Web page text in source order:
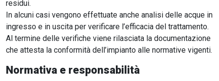
residui.
In alcuni casi vengono effettuate anche analisi delle acque in
ingresso e in uscita per verificare l’efficacia del trattamento.
Al termine delle verifiche viene rilasciata la documentazione
che attesta la conformità dell’impianto alle normative vigenti.
Normativa e responsabilità